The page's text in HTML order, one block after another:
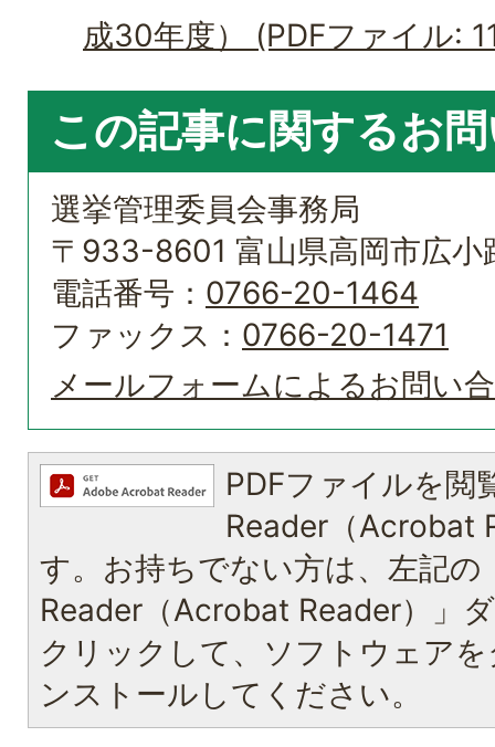
成30年度） (PDFファイル:
この記事に関するお
選挙管理委員会事務局
〒933-8601 富山県高岡市広
電話番号： 0766-20-1464
ファックス： 0766-20-1471
メールフォームによるお問い
PDFファイルを閲
Reader（Acrobat
す。お持ちでない方は、左記の
Reader（Acrobat Reader）」
クリックして、ソフトウェア
ンストールしてください。